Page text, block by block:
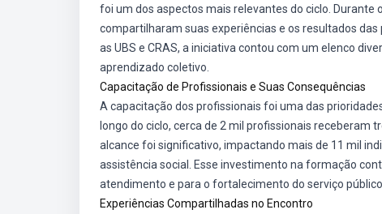
foi um dos aspectos mais relevantes do ciclo.
compartilharam suas experiências e os resultados
as UBS e CRAS, a iniciativa contou com um elenco
aprendizado coletivo.
Capacitação de Profissionais e Suas Consequências
A capacitação dos profissionais foi uma das
longo do ciclo, cerca de 2 mil profissionais receberam
alcance foi significativo, impactando mais de 11 mil
assistência social. Esse investimento na formação
atendimento e para o fortalecimento do serviço público
Experiências Compartilhadas no Encontro